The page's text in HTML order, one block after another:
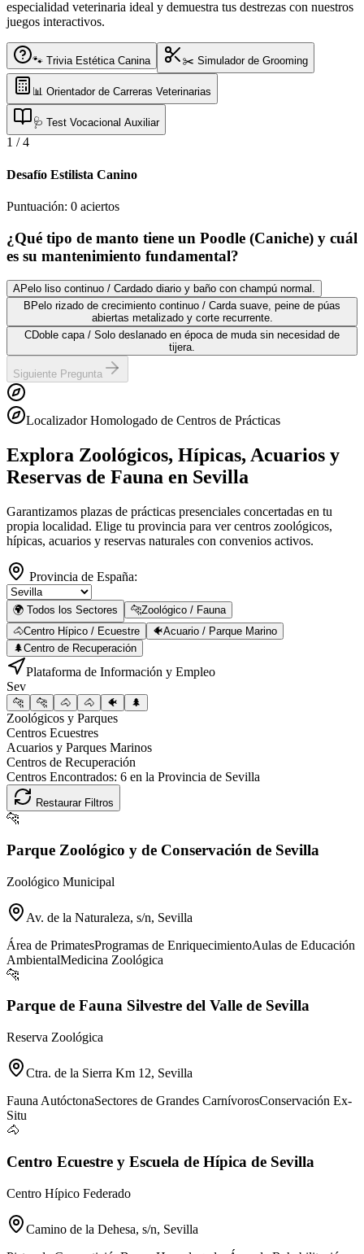
especialidad veterinaria ideal y demuestra tus destrezas con nuestros
juegos interactivos.
🐾 Trivia Estética Canina ✂️ Simulador de Grooming
📊 Orientador de Carreras Veterinarias
🩺 Test Vocacional Auxiliar
1 /4
Desafío Estilista Canino
Puntuación: 0 aciertos
¿Qué tipo de manto tiene un Poodle (Caniche) y cuál
es su mantenimiento fundamental?
APelo liso continuo / Cardado diario y baño con champú normal.
B Pelo rizado de crecimiento continuo / Carda suave, peine de púas
abiertas metalizado y corte recurrente.
CDoble capa / Solo deslanado en época de muda sin necesidad de
tijera.
Siguiente Pregunta
Localizador Homologado de Centros de Prácticas
Explora Zoológicos, Hípicas, Acuarios y
Reservas de Fauna en Sevilla
Garantizamos plazas de prácticas presenciales concertadas en tu
propia localidad. Elige tu provincia para ver centros zoológicos,
hípicas, acuarios y reservas naturales con convenios activos.
Provincia de España:
🌍 Todos los Sectores 🐆Zoológico / Fauna
🐴Centro Hípico / Ecuestre 🐠Acuario / Parque Marino
🌲Centro de Recuperación
Plataforma de Información y Empleo
Sev
🐆 🐆 🐴 🐴 🐠 🌲
Zoológicos y Parques
Centros Ecuestres
Acuarios y Parques Marinos
Centros de Recuperación
Centros Encontrados: 6 en la Provincia de Sevilla
Restaurar Filtros
🐆
Parque Zoológico y de Conservación de Sevilla
Zoológico Municipal
Av. de la Naturaleza, s/n, Sevilla
Área de PrimatesProgramas de EnriquecimientoAulas de Educación
AmbientalMedicina Zoológica
🐆
Parque de Fauna Silvestre del Valle de Sevilla
Reserva Zoológica
Ctra. de la Sierra Km 12, Sevilla
Fauna AutóctonaSectores de Grandes CarnívorosConservación Ex-
Situ
🐴
Centro Ecuestre y Escuela de Hípica de Sevilla
Centro Hípico Federado
Camino de la Dehesa, s/n, Sevilla